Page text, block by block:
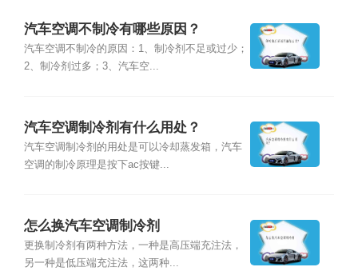
汽车空调不制冷有哪些原因？
汽车空调不制冷的原因：1、制冷剂不足或过少；
2、制冷剂过多；3、汽车空...
汽车空调制冷剂有什么用处？
汽车空调制冷剂的用处是可以冷却蒸发箱，汽车
空调的制冷原理是按下ac按键...
怎么换汽车空调制冷剂
更换制冷剂有两种方法，一种是高压端充注法，
另一种是低压端充注法，这两种...